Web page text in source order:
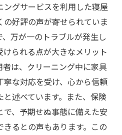
グサービスを利用した寝屋
好評の声が寄せられていま
万が一のトラブルが発生し
られる点が大きなメリット
は、クリーニング中に家具
な対応を受け、心から信頼
述べています。また、保険
、予期せぬ事態に備えた安
るとの声もあります。この